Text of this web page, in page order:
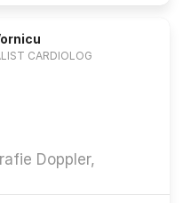
CARDIOLOG
Doppler,